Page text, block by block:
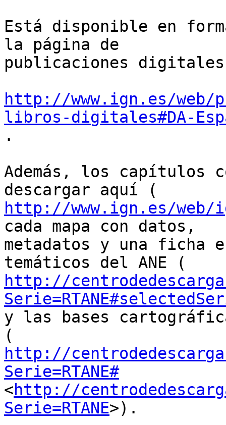
Está disponible en
la página de
publicaciones
http://www.ign.es/
libros-digitales#DA-
.
Además, los capítulos
http://www.ign.es/web/
cada mapa con datos,
metadatos y una ficha
http://
y las bases
http://
Serie=RTANE#
<http://
Serie=RTANE>).